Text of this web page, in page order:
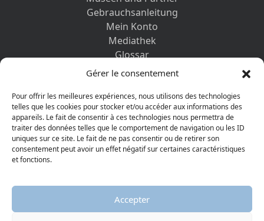
Gérer le consentement
Pour offrir les meilleures expériences, nous utilisons des technologies
telles que les cookies pour stocker et/ou accéder aux informations des
appareils. Le fait de consentir à ces technologies nous permettra de
traiter des données telles que le comportement de navigation ou les ID
uniques sur ce site. Le fait de ne pas consentir ou de retirer son
consentement peut avoir un effet négatif sur certaines caractéristiques
et fonctions.
Accepter
Gebrauchsanleitung
Mein Konto
Mediathek
Glossar
Kontaktformular
Datenschutz-Bestimmungen
ENTDECKEN SIE AUCH